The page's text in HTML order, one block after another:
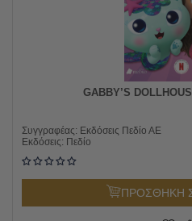
GABBY’S
Συγγραφέας: Εκδόσεις Πεδίο ΑΕ
Εκδόσεις: Πεδίο
ΠΡΟΣΘΗΚΗ